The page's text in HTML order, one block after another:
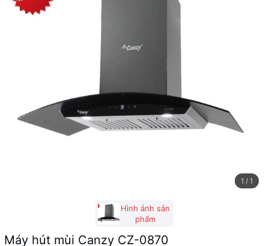
1 / 1
Hình ảnh sản
phẩm
Máy hút mùi Canzy CZ-0870